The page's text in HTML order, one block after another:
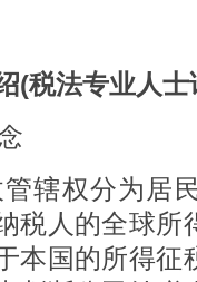
绍(税法专业
念
辖权分为居
税人的全球所
本国的所得征